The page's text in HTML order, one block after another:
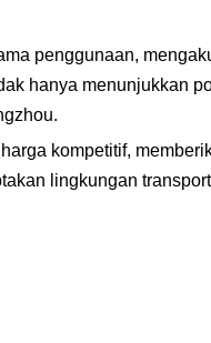
penggunaan,
hanya menunjukkan
kompetitif,
lingkungan